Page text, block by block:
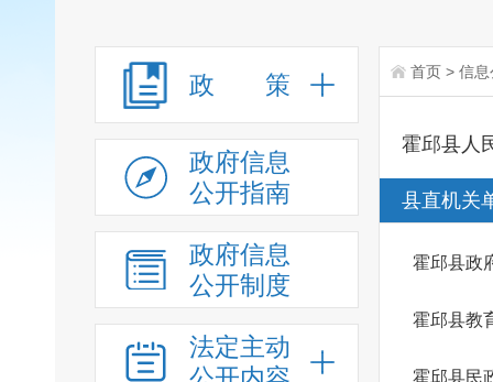
政 策
政府信息
公开指南
政府信息
公开制度
法定主动
首页 > 信息
霍邱县人
县直机关
霍邱县政
霍邱县教
霍邱县民